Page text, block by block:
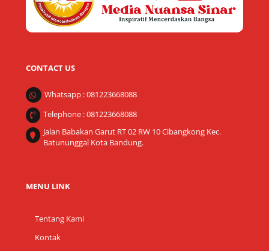
CONTACT US
Whatsapp : 081223668088
Telephone : 081223668088
Jalan Babakan Garut RT 02 RW 10 Cibangkong Kec.
Batununggal Kota Bandung.
MENU LINK
Tentang Kami
Kontak